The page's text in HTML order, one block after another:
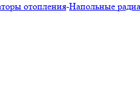
отопления-Напольные